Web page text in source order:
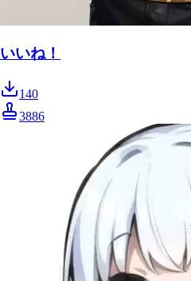
いいね！
140
3886